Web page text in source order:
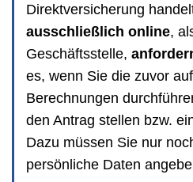
Direktversicherung
ausschließlich online,
Geschäftsstelle,
es, wenn Sie die zuvor
Berechnungen
den Antrag stellen bzw.
Dazu müssen Sie nur
persönliche Daten